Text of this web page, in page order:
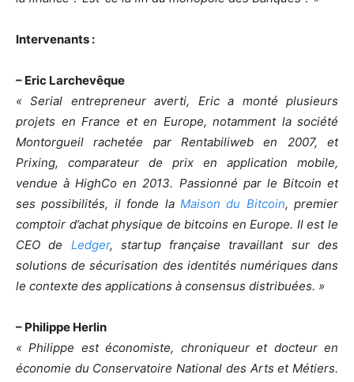
Intervenants :
– Eric Larchevêque
« Serial entrepreneur averti, Eric a monté plusieurs
projets en France et en Europe, notamment la société
Montorgueil rachetée par Rentabiliweb en 2007, et
Prixing, comparateur de prix en application mobile,
vendue à HighCo en 2013. Passionné par le Bitcoin et
ses possibilités, il fonde la Maison du Bitcoin, premier
comptoir d’achat physique de bitcoins en Europe. Il est le
CEO de Ledger, startup française travaillant sur des
solutions de sécurisation des identités numériques dans
le contexte des applications à consensus distribuées. »
– Philippe Herlin
« Philippe est économiste, chroniqueur et docteur en
économie du Conservatoire National des Arts et Métiers.